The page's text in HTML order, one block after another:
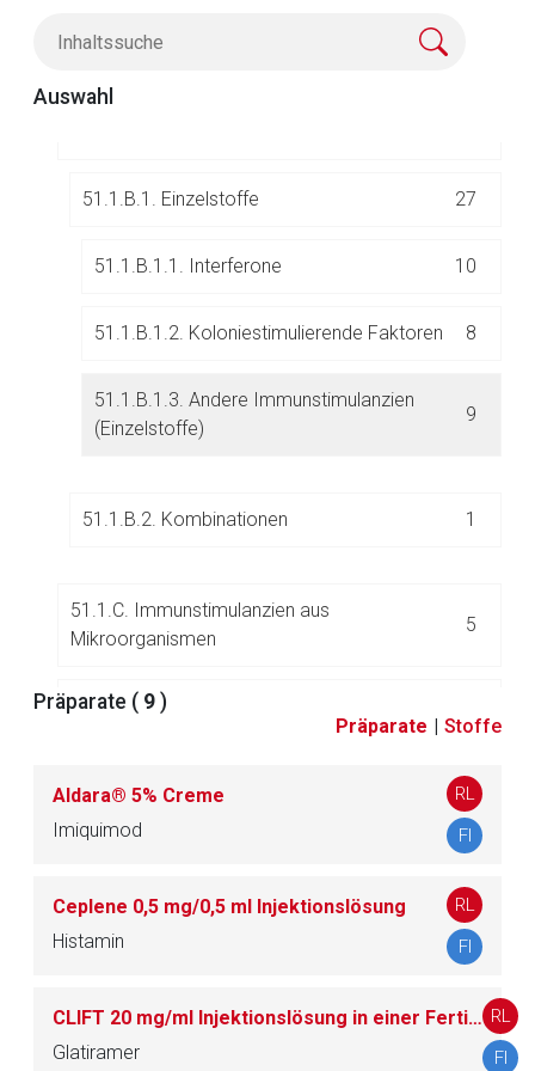
Auswahl
51.1.A. Pflanzliche Immunstimulanzien
51.1.B. Chemisch definierte
51.1.B.1. Einzelstoffe 27
51.1.B.1.1. Interferone 10
51.1.B.1.2. Koloniestimulierende Faktoren 8
51.1.B.1.3. Andere Immunstimulanzien
(Einzelstoffe)
9
51.1.B.2. Kombinationen 1
51.1.C. Immunstimulanzien aus
Mikroorganismen
5
51.1.D. Homöopathika
51.2. Immunsuppressiva 179
Infusions- und Standardinjektionslösungen, Or
ganperfusionslösungen
76
54. Kariesmittel und andere Dentalpräparate
Präparate ( 9 )
Präparate | Stoffe
Aldara® 5% Creme
Imiquimod
RL
FI
Ceplene 0,5 mg/0,5 ml Injektionslösung
Histamin
RL
FI
CLIFT 20 mg/ml Injektionslösung in einer Fertigspritze
Glatiramer
RL
FI
Seite. Für die Inhalte der externen Web-Seite ist deren
Betreiber verantwortlich. Ebenso gelten dort ggf. andere